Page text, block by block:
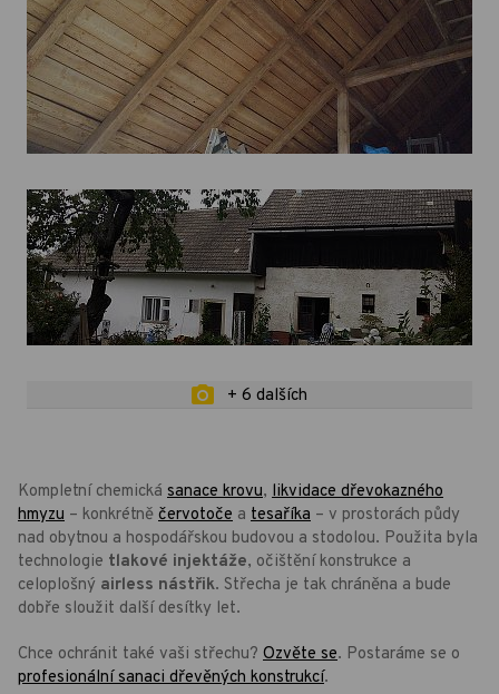
+ 6 dalších
Kompletní chemická sanace krovu, likvidace dřevokazného
hmyzu – konkrétně červotoče a tesaříka – v prostorách půdy
nad obytnou a hospodářskou budovou a stodolou. Použita byla
technologie tlakové injektáže, očištění konstrukce a
celoplošný airless nástřik. Střecha je tak chráněna a bude
dobře sloužit další desítky let.
Chce ochránit také vaši střechu? Ozvěte se. Postaráme se o
profesionální sanaci dřevěných konstrukcí.